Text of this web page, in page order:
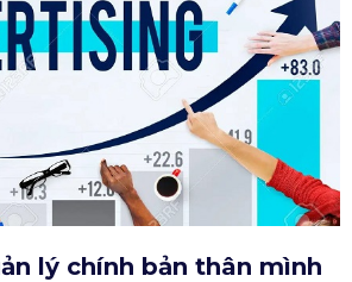
lý chính bản thân mình